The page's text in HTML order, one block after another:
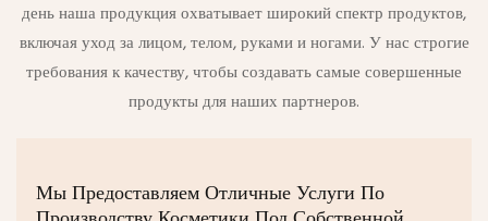
день наша продукция охватывает широкий спектр продуктов,
включая уход за лицом, телом, руками и ногами. У нас строгие
требования к качеству, чтобы создавать самые совершенные
продукты для наших партнеров.
Мы Предоставляем Отличные Услуги По